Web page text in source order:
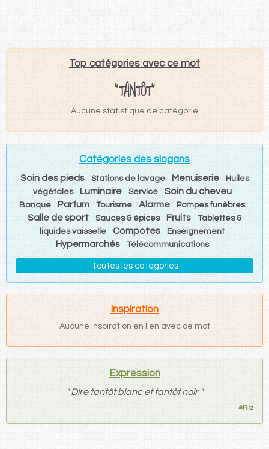
Top catégories avec ce mot
"TANTÔT"
Aucune statistique de catégorie
Catégories des slogans
Soin des pieds Stations de lavage Menuiserie
Huiles
végétales
Luminaire Service Soin du cheveu
Banque Parfum Tourisme Alarme Pompes funèbres
Salle de sport Sauces & épices Fruits
Tablettes &
liquides vaisselle
Compotes Enseignement
Hypermarchés Télécommunications
Toutes les catégories
Inspiration
Aucune inspiration en lien avec ce mot
Expression
" Dire tantôt blanc et tantôt noir "
#Riz